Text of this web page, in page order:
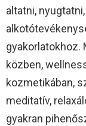
altatni,
gyakorlatokhoz.
közben,
kozmetikában,
meditatív,
gyakran